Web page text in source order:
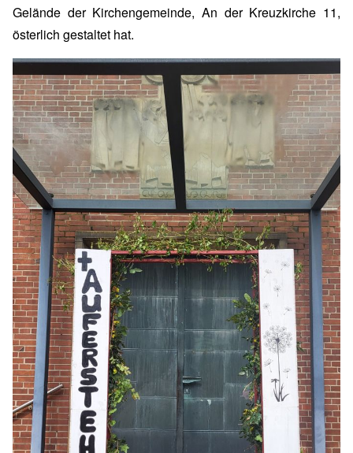
Gelände der Kirchengemeinde, An der Kreuzkirche 11,
österlich gestaltet hat.